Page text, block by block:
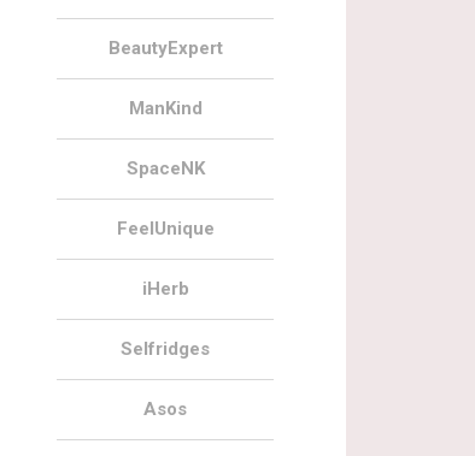
BeautyExpert
ManKind
SpaceNK
FeelUnique
iHerb
Selfridges
Asos